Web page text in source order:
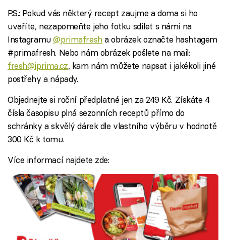
P.S.: Pokud vás některý recept zaujme a doma si ho
uvaříte, nezapomeňte jeho fotku sdílet s námi na
Instagramu@primafresha obrázek označte hashtagem
#primafresh. Nebo nám obrázek pošlete na mail:
fresh@iprima.cz, kam nám můžete napsat i jakékoli jiné
postřehy a nápady.
Objednejte si roční předplatné jen za 249 Kč. Získáte 4
čísla časopisu plná sezonních receptů přímo do
schránky a skvělý dárek dle vlastního výběru v hodnotě
300 Kč k tomu.
Více informací najdete zde: